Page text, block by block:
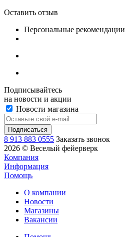
Оставить отзыв
Персональные рекомендации
Подписывайтесь
на новости и акции
Новости магазина
8 913 883 0555 Заказать звонок
2026 © Веселый фейерверк
Компания
Информация
Помощь
О компании
Новости
Магазины
Вакансии